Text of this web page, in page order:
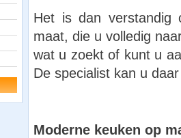
Het is dan verstandig
maat, die u volledig
wat u zoekt of kunt u
De specialist kan u
Moderne keuken op